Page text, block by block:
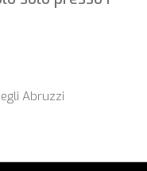
Abruzzi